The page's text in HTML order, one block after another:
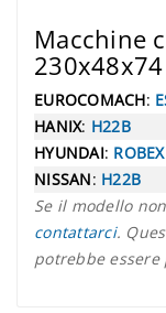
Macchine
230x48x74
EUROCOMACH:
HANIX: H22B
HYUNDAI:
NISSAN: H22B
Se il modello
contattarci.
potrebbe